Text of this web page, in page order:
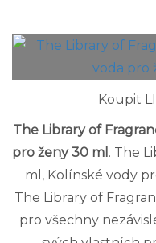
Koupit
The Library of
pro ženy 30 ml . The
ml, Kolínské vody
The Library of
pro všechny